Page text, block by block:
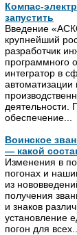
Компас-
запустить
Введение
крупнейший
разработчик
программного
интегратор в
автоматизации
деятельности.
обеспечение...
Воинское
— какой
Изменения в
погонах и
из
получения
и знаков
установление
погон для всех...